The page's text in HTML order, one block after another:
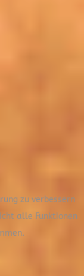
zu verbessern
alle Funktionen